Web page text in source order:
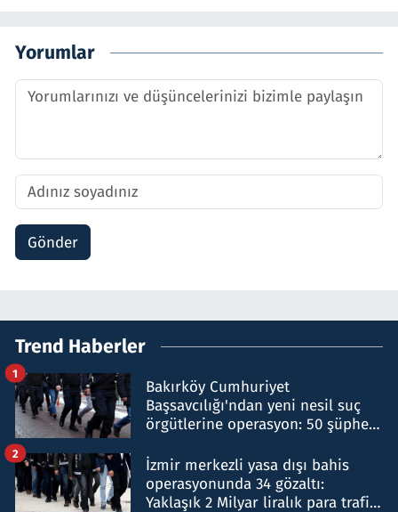
Yorumlar
Gönder
Trend Haberler
Bakırköy Cumhuriyet
Başsavcılığı'ndan yeni nesil suç
örgütlerine operasyon: 50 şüpheli
1
İzmir merkezli yasa dışı bahis
operasyonunda 34 gözaltı:
Yaklaşık 2 Milyar liralık para trafiği
2